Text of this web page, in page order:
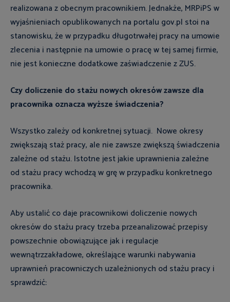
realizowana z obecnym pracownikiem. Jednakże, MRPiPS w
wyjaśnieniach opublikowanych na portalu gov.pl stoi na
stanowisku, że w przypadku długotrwałej pracy na umowie
zlecenia i następnie na umowie o pracę w tej samej firmie,
nie jest konieczne dodatkowe zaświadczenie z ZUS.
Czy doliczenie do stażu nowych okresów zawsze dla
pracownika oznacza wyższe świadczenia?
Wszystko zależy od konkretnej sytuacji. Nowe okresy
zwiększają staż pracy, ale nie zawsze zwiększą świadczenia
zależne od stażu. Istotne jest jakie uprawnienia zależne
od stażu pracy wchodzą w grę w przypadku konkretnego
pracownika.
Aby ustalić co daje pracownikowi doliczenie nowych
okresów do stażu pracy trzeba przeanalizować przepisy
powszechnie obowiązujące jak i regulacje
wewnątrzzakładowe, określające warunki nabywania
uprawnień pracowniczych uzależnionych od stażu pracy i
sprawdzić: